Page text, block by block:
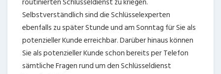
Selbstverständlich sind die Schlüsselexperten
ebenfalls zu später Stunde und am Sonntag für Sie als
potenzieller Kunde erreichbar. Darüber hinaus können
Sie als potenzieller Kunde schon bereits per Telefon
sämtliche Fragen rund um den Schlüsseldienst